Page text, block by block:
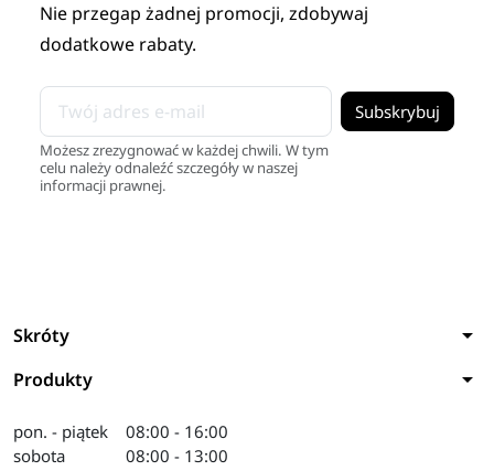
Nie przegap żadnej promocji, zdobywaj
dodatkowe rabaty.
Możesz zrezygnować w każdej chwili. W tym
celu należy odnaleźć szczegóły w naszej
informacji prawnej.
Skróty arrow_drop_down
Produkty arrow_drop_down
pon. - piątek
sobota
08:00 - 16:00
08:00 - 13:00